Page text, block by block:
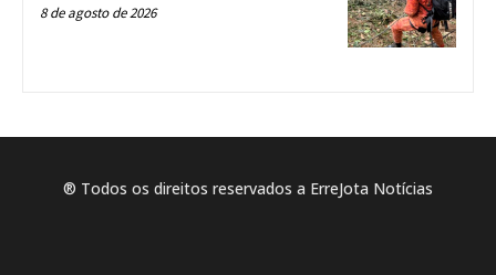
8 de agosto de 2026
® Todos os direitos reservados a ErreJota Notícias